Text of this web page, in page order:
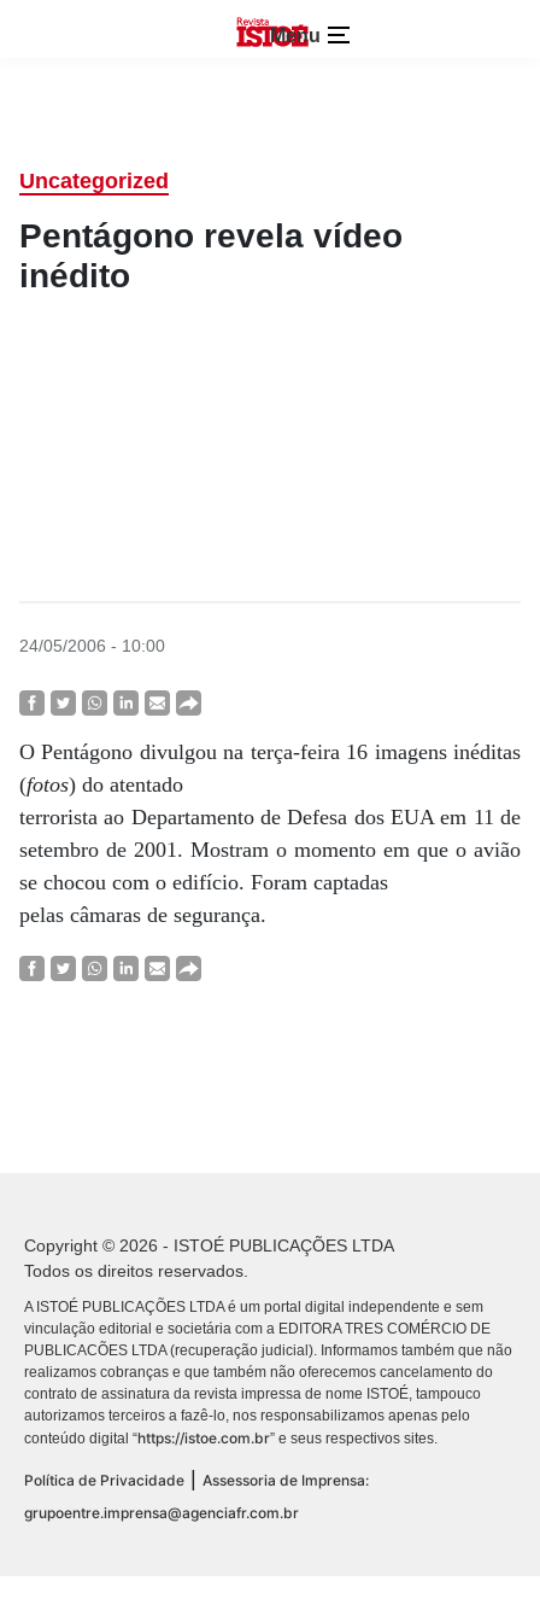
Menu
Uncategorized
Pentágono revela vídeo
inédito
24/05/2006 - 10:00
O Pentágono divulgou na terça-feira 16 imagens inéditas
(fotos) do atentado
terrorista ao Departamento de Defesa dos EUA em 11 de
setembro de 2001. Mostram o momento em que o avião
se chocou com o edifício. Foram captadas
pelas câmaras de segurança.
Copyright © 2026 - ISTOÉ PUBLICAÇÕES LTDA
Todos os direitos reservados.
A ISTOÉ PUBLICAÇÕES LTDA é um portal digital independente e sem
vinculação editorial e societária com a EDITORA TRES COMÉRCIO DE
PUBLICACÕES LTDA (recuperação judicial). Informamos também que não
realizamos cobranças e que também não oferecemos cancelamento do
contrato de assinatura da revista impressa de nome ISTOÉ, tampouco
autorizamos terceiros a fazê-lo, nos responsabilizamos apenas pelo
conteúdo digital “https://istoe.com.br” e seus respectivos sites.
Política de Privacidade
Assessoria de Imprensa:
grupoentre.imprensa@agenciafr.com.br